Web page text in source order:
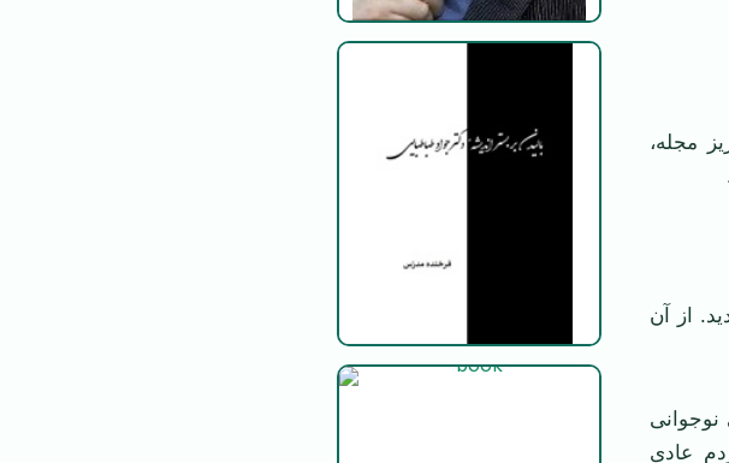
مجله،
از آن
نوجوانی
عادی